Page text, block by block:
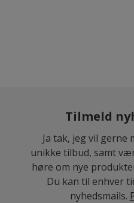
Tilmeld
Ja tak, jeg vil gerne
unikke tilbud, samt
høre om nye
Du kan til enhver
nyhedsmails.